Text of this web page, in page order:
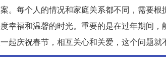
。每个人的情况和家庭关系都不同，需要根
幸福和温馨的时光。重要的是在过年期间，
庆祝春节，相互关心和关爱，这个问题就